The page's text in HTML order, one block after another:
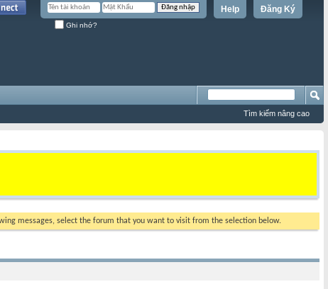
Đăng Ký
Help
Ghi nhớ?
Tìm kiếm nâng cao
messages, select the forum that you want to visit from the selection below.